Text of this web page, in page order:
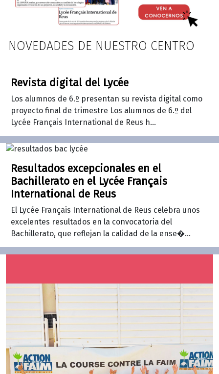
NOVEDADES DE NUESTRO CENTRO
Revista digital del Lycée
Los alumnos de 6.º presentan su revista digital como
proyecto final de trimestre Los alumnos de 6.º del
Lycée Français International de Reus h...
Resultados excepcionales en el
Bachillerato en el Lycée Français
International de Reus
El Lycée Français International de Reus celebra unos
excelentes resultados en la convocatoria del
Bachillerato, que reflejan la calidad de la ense�...